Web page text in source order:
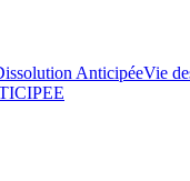
AnticipéeVie